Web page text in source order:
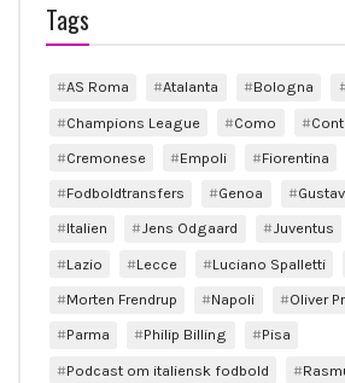
Tags
AS Roma Atalanta Bologna
Champions League
Como
Cremonese
Empoli Fiorentina
Fodboldtransfers
Genoa
Italien
Jens Odgaard Juventus
Lazio
Lecce Luciano Spalletti
Morten Frendrup
Napoli
Oliver
Parma
Philip Billing
Pisa
Podcast om italiensk fodbold